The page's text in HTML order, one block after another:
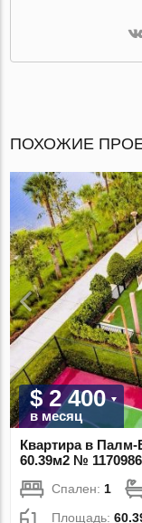
ПОХОЖИЕ
$ 2 400
в месяц
Квартира в
60.39м2 № 1170986
Спален:1
Площадь: